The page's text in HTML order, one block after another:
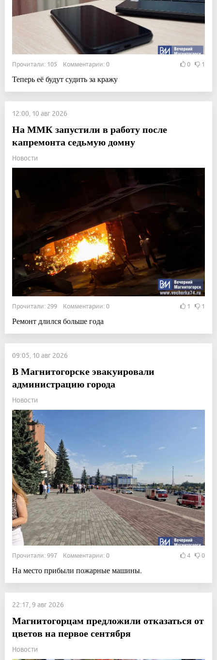
Прочитали: 105 Комментарии: 0 0 1
Теперь её будут судить за кражу
12:00, 10 авг 2026
На ММК запустили в работу после
капремонта седьмую домну
Новости
Прочитали: 299 Комментарии: 0 1 1
Ремонт длился больше года
09:05, 10 авг 2026
В Магнитогорске эвакуировали
администрацию города
Новости
Прочитали: 997 Комментарии: 0 4 0
На место прибыли пожарные машины.
22:17, 9 авг 2026
Магнитогорцам предложили отказаться от
цветов на первое сентября
Новости